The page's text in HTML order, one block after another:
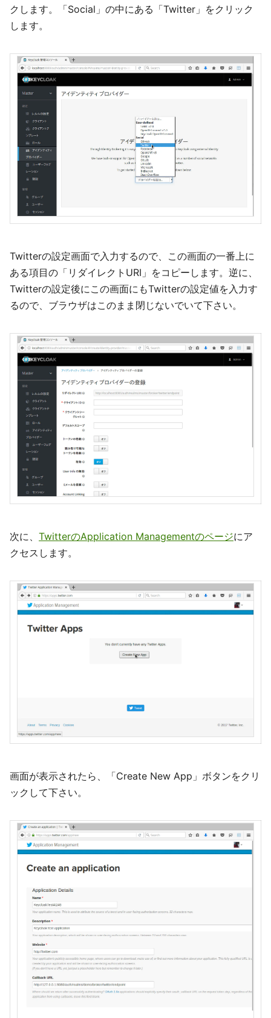
クします。「Social」の中にある「Twitter」をクリック
します。
Twitterの設定画面で入力するので、この画面の一番上に
ある項目の「リダイレクトURI」をコピーします。逆に、
Twitterの設定後にこの画面にもTwitterの設定値を入力す
るので、ブラウザはこのまま閉じないでいて下さい。
次に、 TwitterのApplication Managementのページにア
クセスします。
画面が表示されたら、「Create New App」ボタンをクリ
ックして下さい。